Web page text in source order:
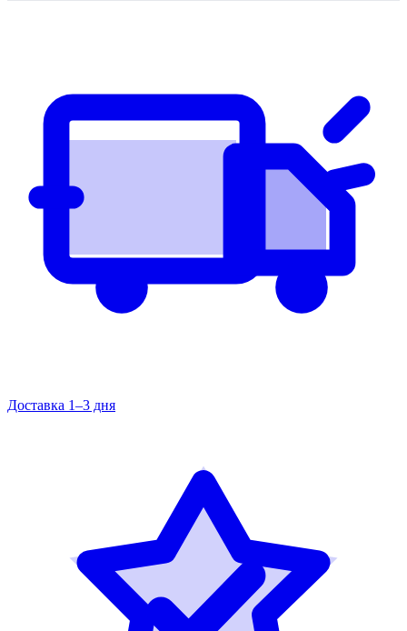
Доставка 1–3 дня